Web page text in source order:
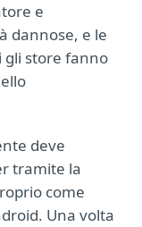
e
dannose, e le
gli store fanno
deve
tramite la
come
Una volta